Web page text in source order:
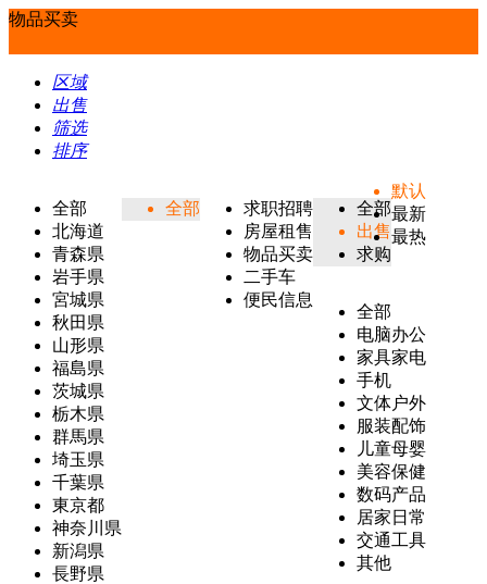
物品买卖
区域
出售
筛选
排序
全部
北海道
青森県
岩手県
宮城県
秋田県
山形県
福島県
茨城県
栃木県
群馬県
埼玉県
千葉県
東京都
神奈川県
新潟県
長野県
全部
求职招聘
房屋租售
物品买卖
二手车
便民信息
全部
出售
求购
全部
电脑办公
家具家电
手机
文体户外
服装配饰
儿童母婴
美容保健
数码产品
居家日常
交通工具
其他
默认
最新
最热